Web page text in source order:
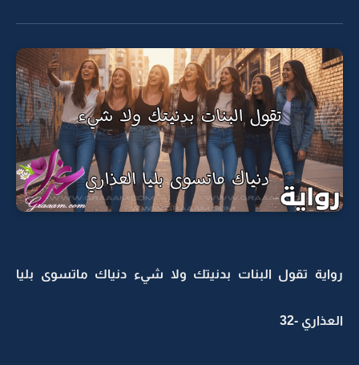
رواية تقول البنات بدنيتك ولا شيء دنياك ماتسوى بليا
العذاري -32